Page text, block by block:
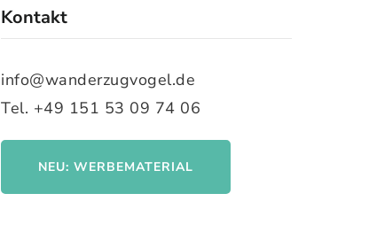
Kontakt
info@wanderzugvogel.de
Tel. +49 151 53 09 74 06
NEU: WERBEMATERIAL